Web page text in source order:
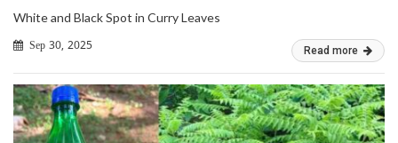
White and Black Spot in Curry Leaves
Sep 30, 2025 Read more